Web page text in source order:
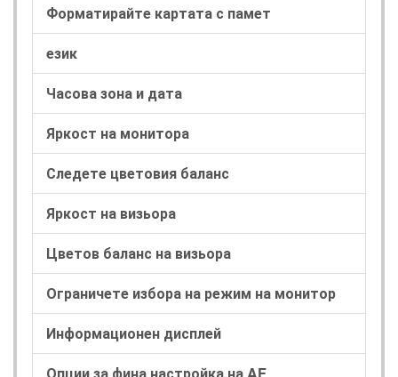
Форматирайте картата с памет
език
Часова зона и дата
Яркост на монитора
Следете цветовия баланс
Яркост на визьора
Цветов баланс на визьора
Ограничете избора на режим на монитор
Информационен дисплей
Опции за фина настройка на AF